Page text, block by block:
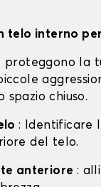
telo interno
proteggono la
spazio chiuso.
: Identificare
del telo.
anteriore :